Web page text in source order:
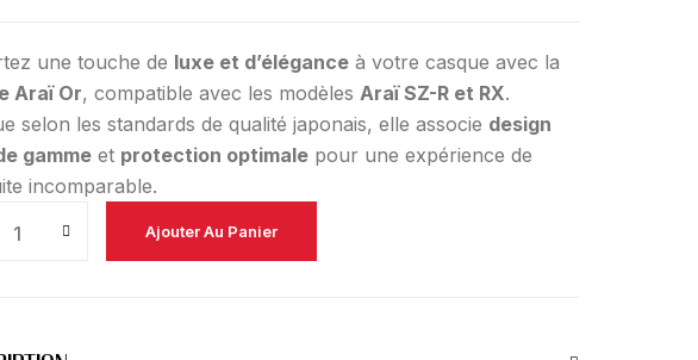
une touche de luxe et d’élégance à votre casque avec la
Araï Or, compatible avec les modèles Araï SZ-R et RX.
selon les standards de qualité japonais, elle associe design
gamme et protection optimale pour une expérience de
incomparable.
Ajouter Au Panier